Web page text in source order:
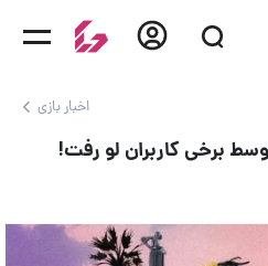
اخبار بازی